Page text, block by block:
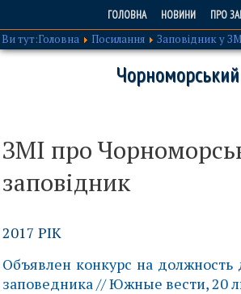
ГОЛОВНА НОВИНИ ПРО
Ви тут:Головна Посилання Заповідник у
ЗМІ про
заповідник
2017 РІК
Объявлен конкурс на
заповедника // Южные вести, 20